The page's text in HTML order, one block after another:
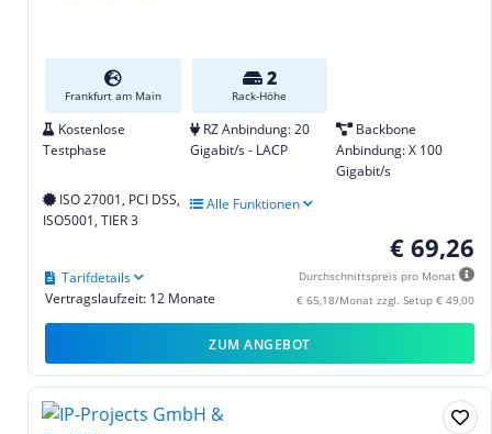
Frankfurt am Main
2
Rack-Höhe
Kostenlose
Testphase
RZ Anbindung: 20
Gigabit/s - LACP
Backbone
Anbindung: X 100
Gigabit/s
ISO 27001, PCI DSS,
ISO5001, TIER 3
Alle Funktionen
€ 69,26
Durchschnittspreis pro Monat
€ 65,18/Monat zzgl. Setup € 49,00
Vertragslaufzeit: 12 Monate
Tarifdetails
ZUM ANGEBOT